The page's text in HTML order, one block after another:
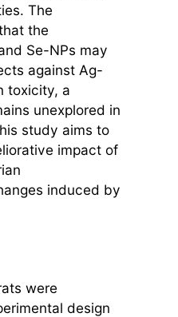
The
the
Se-NPs may
against Ag-
toxicity, a
unexplored in
study aims to
impact of
induced by
were
design